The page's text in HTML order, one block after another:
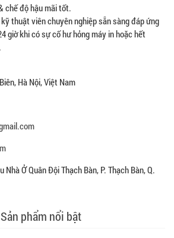
chế độ hậu mãi tốt.
thuật viên chuyên nghiệp sẵn sàng đáp ứng
giờ khi có sự cố hư hỏng máy in hoặc hết
Hà Nội, Việt Nam
Nhà Ở Quân Đội Thạch Bàn, P. Thạch Bàn, Q.
Sản phẩm nổi bật